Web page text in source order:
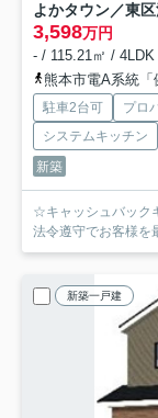
よかタウン／東
3,598万円
- / 115.21㎡ /
熊本市電A系統
駐車2台可 プロ
システムキッチン
新築
☆キャッシュバック
法令遵守でお客様を
新築一戸建